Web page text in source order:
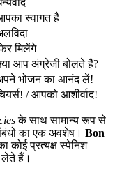
स्वागत है
मिलेंगे
आप अंग्रेजी बोलते हैं?
भोजन का आनंद लें!
/ आपको आशीर्वाद!
के साथ सामान्य रूप से
का एक अवशेष। Bon
प्रत्यक्ष स्पेनिश
लेते हैं।